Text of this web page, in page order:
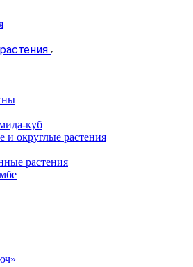
куб
и округлые растения
растения